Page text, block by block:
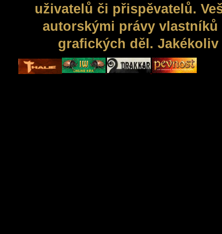
uživatelů či přispěvatelů.
autorskými právy
grafických děl.